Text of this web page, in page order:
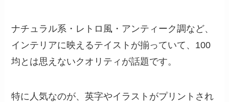
ナチュラル系・レトロ風・アンティーク調など、
インテリアに映えるテイストが揃っていて、100
均とは思えないクオリティが話題です。
特に人気なのが、英字やイラストがプリントされ